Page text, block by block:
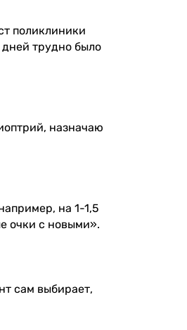
поликлиники
трудно было
назначаю
на 1-1,5
очки с новыми».
сам выбирает,